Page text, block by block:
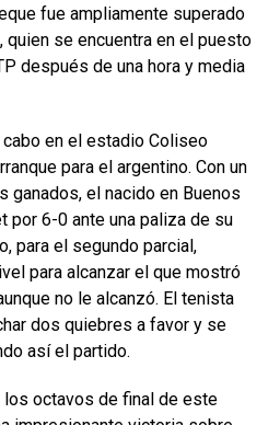
fue ampliamente superado
se encuentra en el puesto
después de una hora y media
en el estadio Coliseo
para el argentino. Con un
ganados, el nacido en Buenos
por 6-0 ante una paliza de su
para el segundo parcial,
para alcanzar el que mostró
no le alcanzó. El tenista
dos quiebres a favor y se
así el partido.
los octavos de final de este